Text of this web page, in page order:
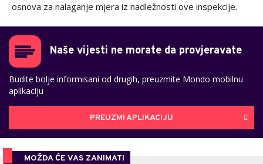
osnova za nalaganje mjera iz nadležnosti ove inspekcije.
Naše vijesti ne morate da provjeravate
Budite bolje informisani od drugih, preuzmite Mondo mobilnu
aplikaciju
PREUZMI APLIKACIJU
MOŽDA ĆE VAS ZANIMATI